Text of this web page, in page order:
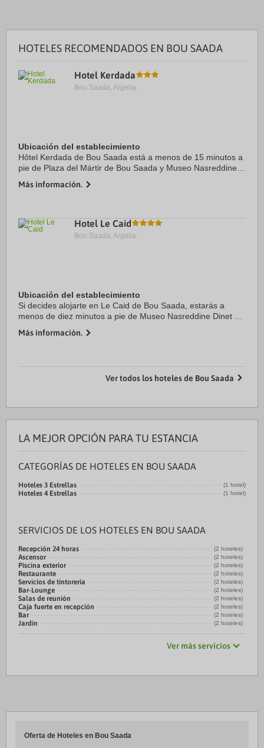
HOTELES RECOMENDADOS EN BOU SAADA
Hotel Kerdada
Bou Saada, Argelia.
Ubicación del establecimiento
Hôtel Kerdada de Bou Saada está a menos de 15 minutos a
pie de Plaza del Mártir de Bou Saada y Museo Nasreddine
Mezquita Abdullah bin ...
Más información.
Hotel Le Caid
Bou Saada, Argelia.
Ubicación del establecimiento
Si decides alojarte en Le Caid de Bou Saada, estarás a
menos de diez minutos a pie de Museo Nasreddine Dinet y
encuentra a 0,8 km de Plaza del Mártir de ...
Más información.
Ver todos los hoteles de Bou Saada
LA MEJOR OPCIÓN PARA TU ESTANCIA
CATEGORÍAS DE HOTELES EN BOU SAADA
Hoteles 3 Estrellas (1 hotel)
Hoteles 4 Estrellas (1 hotel)
SERVICIOS DE LOS HOTELES EN BOU SAADA
Recepción 24 horas (2 hoteles)
Ascensor (2 hoteles)
Piscina exterior (2 hoteles)
Restaurante (2 hoteles)
Servicios de tintorería (2 hoteles)
Bar-Lounge (2 hoteles)
Salas de reunión (2 hoteles)
Caja fuerte en recepción (2 hoteles)
Bar (2 hoteles)
Jardin (2 hoteles)
Ver más servicios
Oferta de Hoteles en Bou Saada